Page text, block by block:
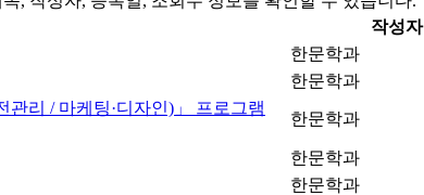
작성자
한문학과
한문학과
관리 / 마케팅·디자인)」 프로그램
한문학과
한문학과
한문학과